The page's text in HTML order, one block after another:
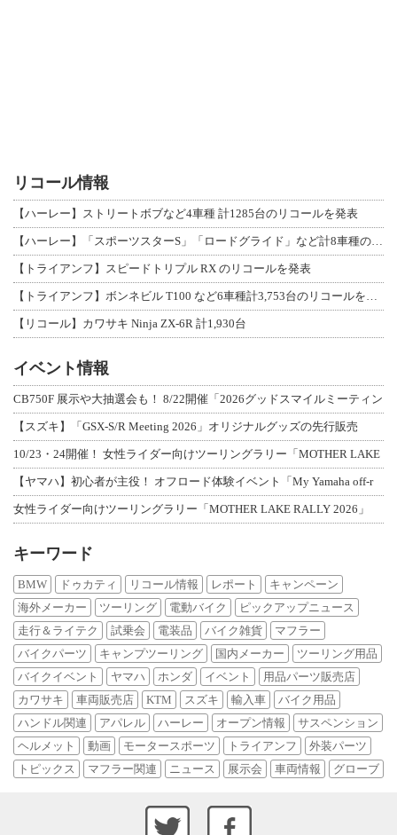
リコール情報
【ハーレー】ストリートボブなど4車種 計1285台のリコールを発表
【ハーレー】「スポーツスターS」「ロードグライド」など計8車種のリコールを発表
【トライアンフ】スピードトリプル RX のリコールを発表
【トライアンフ】ボンネビル T100 など6車種計3,753台のリコールを発表
【リコール】カワサキ Ninja ZX-6R 計1,930台
イベント情報
CB750F 展示や大抽選会も！ 8/22開催「2026グッドスマイルミーティン
【スズキ】「GSX-S/R Meeting 2026」オリジナルグッズの先行販売
10/23・24開催！ 女性ライダー向けツーリングラリー「MOTHER LAKE
【ヤマハ】初心者が主役！ オフロード体験イベント「My Yamaha off-r
女性ライダー向けツーリングラリー「MOTHER LAKE RALLY 2026」
キーワード
BMW ドゥカティ リコール情報 レポート
キャンペーン
海外メーカー
ツーリング 電動バイク
ピックアップニュース
走行＆ライテク
試乗会 電装品 バイク雑貨
マフラー
バイクパーツ
キャンプツーリング 国内メーカー
ツーリング用品
バイクイベント
ヤマハ ホンダ イベント
用品パーツ販売店
カワサキ
車両販売店 KTM スズキ 輸入車
バイク用品
ハンドル関連
アパレル ハーレー オープン情報
サスペンション
ヘルメット
動画 モータースポーツ トライアンフ
外装パーツ
トピックス
マフラー関連 ニュース 展示会 車両情報 グローブ